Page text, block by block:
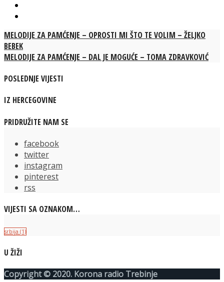
MELODIJE ZA PAMĆENJE – OPROSTI MI ŠTO TE VOLIM – ŽELJKO
BEBEK
MELODIJE ZA PAMĆENJE – DAL JE MOGUĆE – TOMA ZDRAVKOVIĆ
POSLEDNJE VIJESTI
IZ HERCEGOVINE
PRIDRUŽITE NAM SE
facebook
twitter
instagram
pinterest
rss
VIJESTI SA OZNAKOM…
srbija (1)
U ŽIŽI
Copyright © 2020. Korona radio Trebinje